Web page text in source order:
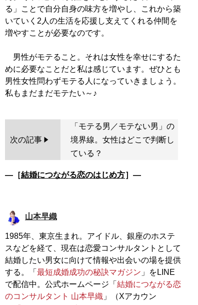
る」ことで自分自身の味方を増やし、これから築
いていく2人の生活を応援し支えてくれる仲間を
増やすことが必要なのです。
男性がモテること。それは女性を幸せにするた
めに必要なことだと私は感じています。ぜひとも
男性女性問わずモテる人になっていきましょう。
次の記事
「モテる男／モテない男」の
境界線。女性はどこで判断し
ている？
―［結婚につながる恋のはじめ方］―
山本早織
1985年、東京生まれ。アイドル、銀座のホステ
スなどを経て、現在は恋愛コンサルタントとして
結婚したい男女に向けて情報や出会いの場を提供
する。「 最短成婚成功の秘訣マガジン 」をLINE
で配信中。公式ホームページ「 結婚につながる恋
のコンサルタント 山本早織 」（Xアカウン